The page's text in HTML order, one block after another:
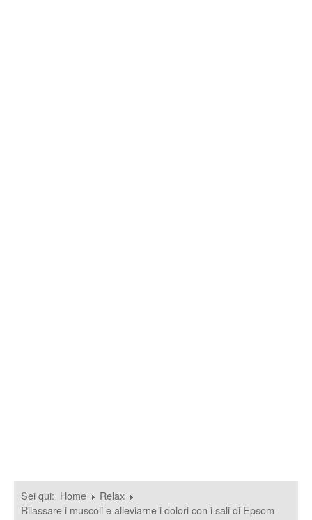
Sei qui: Home
Relax
Rilassare i muscoli e alleviarne i dolori con i sali di Epsom